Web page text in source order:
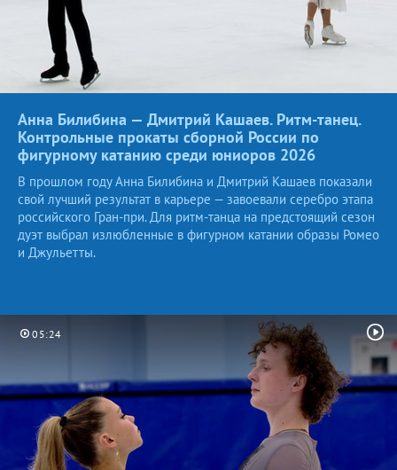
Анна Билибина — Дмитрий Кашаев. Ритм-танец.
Контрольные прокаты сборной России по
фигурному катанию среди юниоров 2026
В прошлом году Анна Билибина и Дмитрий Кашаев показали
свой лучший результат в карьере — завоевали серебро этапа
российского Гран-при. Для ритм-танца на предстоящий сезон
дуэт выбрал излюбленные в фигурном катании образы Ромео
и Джульетты.
05:24